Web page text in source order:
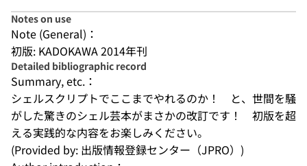
Notes on use
Note (General)：
初版: KADOKAWA 2014年刊
Detailed bibliographic record
Summary, etc.：
シェルスクリプトでここまでやれるのか！　と、世間を騒
がした驚きのシェル芸本がまさかの改訂です！　初版を超
える実践的な内容をお楽しみください。
(Provided by: 出版情報登録センター（JPRO）)